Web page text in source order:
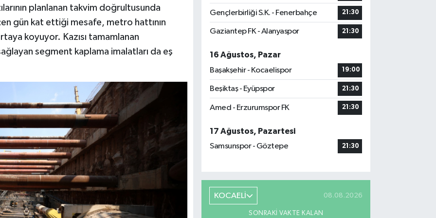
planlanan takvim doğrultusunda
gün kat ettiği mesafe, metro hattının
koyuyor. Kazısı tamamlanan
segment kaplama imalatları da eş
Gençlerbirliği S.K. - Fenerbahçe 21:30
Gaziantep FK - Alanyaspor 21:30
16 Ağustos, Pazar
Başakşehir - Kocaelispor
19:00
Beşiktaş - Eyüpspor 21:30
Amed - Erzurumspor FK 21:30
17 Ağustos, Pazartesi
Samsunspor - Göztepe
21:30
KOCAELİ 08.08.2026
SONRAKI VAKTE KALAN